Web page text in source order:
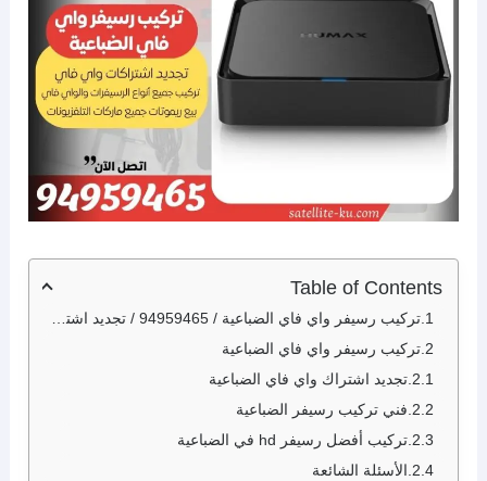
Table of Contents
تركيب رسيفر واي فاي الضباعية / 94959465 / تجديد اشتراك واي فاي الضباعية
تركيب رسيفر واي فاي الضباعية
تجديد اشتراك واي فاي الضباعية
فني تركيب رسيفر الضباعية
تركيب أفضل رسيفر hd في الضباعية
الأسئلة الشائعة